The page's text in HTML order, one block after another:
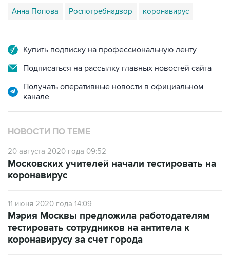
Анна Попова Роспотребнадзор коронавирус
Купить подписку на профессиональную ленту
Подписаться на рассылку главных новостей сайта
Получать оперативные новости в официальном
канале
НОВОСТИ ПО ТЕМЕ
20 августа 2020 года 09:52
Московских учителей начали тестировать на
коронавирус
11 июня 2020 года 14:09
Мэрия Москвы предложила работодателям
тестировать сотрудников на антитела к
коронавирусу за счет города